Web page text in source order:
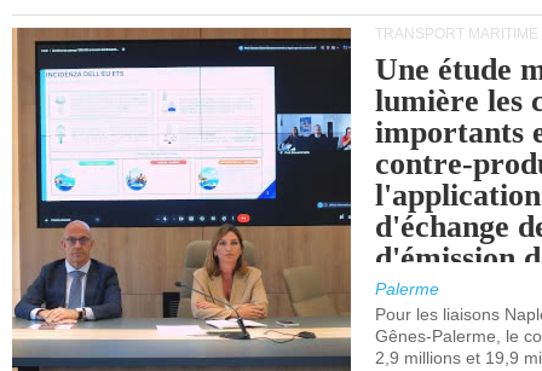
TRANSPORT MARITIME
Une étude
lumière les
importants
contre-
d'échange
d'émission
(SEQE-UE)
maritimes
occidentale.
Palerme
Pour les liaisons
Gênes-Palerme, le
2,9 millions et 19,9